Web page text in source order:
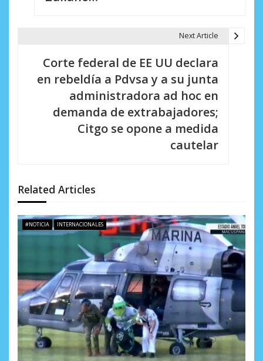
n
t
r
d
a
s
Next Article
Corte federal de EE UU declara
en rebeldía a Pdvsa y a su junta
administradora ad hoc en
demanda de extrabajadores;
Citgo se opone a medida
cautelar
Related Articles
#NOTICIA INTERNACIONALES